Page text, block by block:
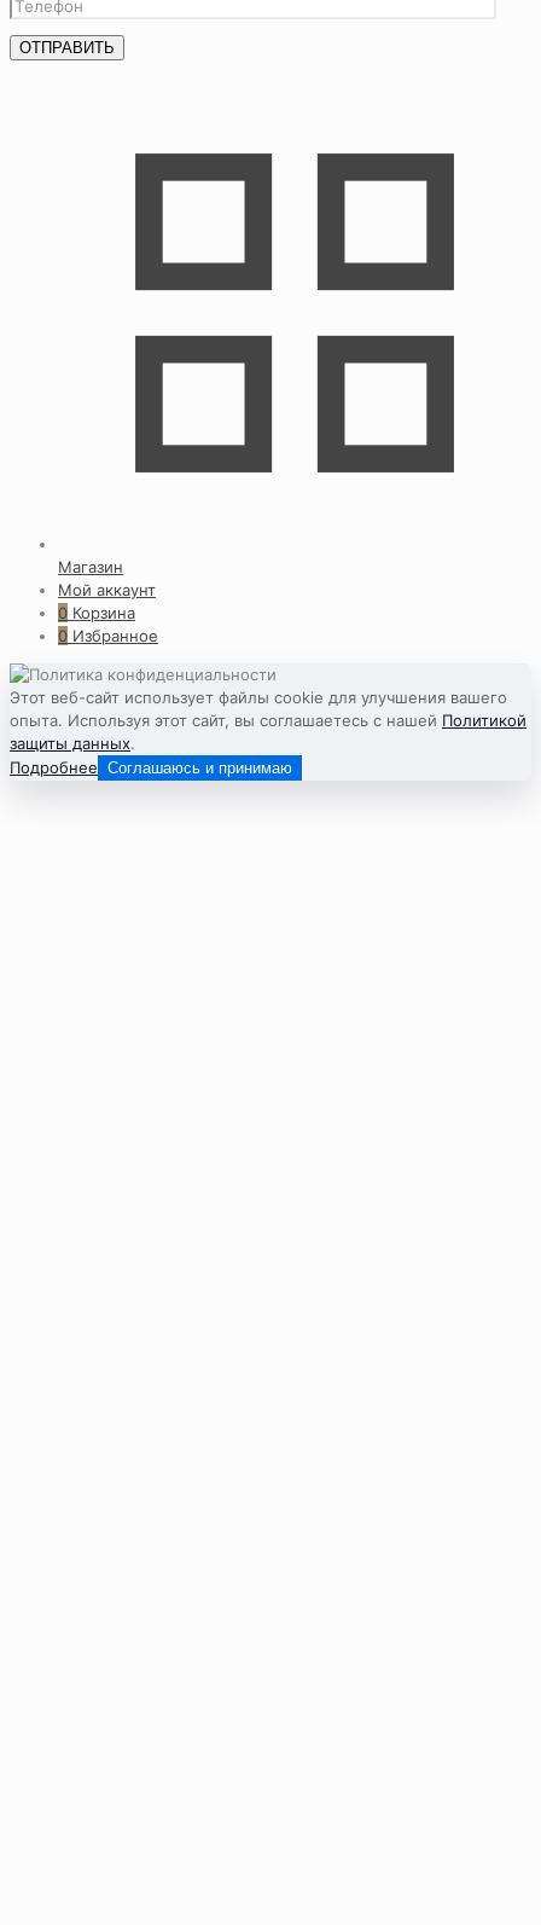
Магазин
Мой аккаунт
0 Корзина
0 Избранное
Этот веб-сайт использует файлы cookie для улучшения вашего
опыта. Используя этот сайт, вы соглашаетесь с нашей Политикой
защиты данных.
Подробнее Соглашаюсь и принимаю